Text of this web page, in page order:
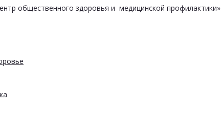
общественного здоровья и медицинской профилактики»